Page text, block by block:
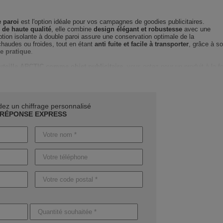
paroi est l'option idéale pour vos campagnes de goodies publicitaires.
haute qualité , elle combine design élégant et robustesse avec une
isolante à double paroi assure une conservation optimale de la
ou froides, tout en étant anti fuite et facile à transporter , grâce à
pratique
promouvoir votre marque de manière écoresponsable. Ses dimensions,
pour les déplacements de vos clients et collaborateurs.
sur le choix des couleurs et du marquage, pour un impact visuel optimal de
de la maquette à la finalisation
besoins.
démarquer votre marque avec la bouteille ARCTIC
personnalisé, et découvrez comment cet objet peut booster votre
sans marquages sont prêts en4 jours ouvrables
service express est également disponible sur demande pour raccourcir les
un chiffrage personnalisé
RÉPONSE EXPRESS